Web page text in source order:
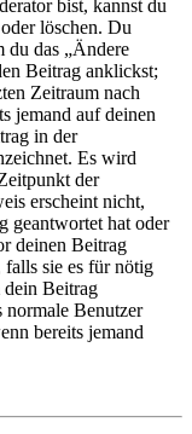
bist, kannst du
löschen. Du
du das „Ändere
Beitrag anklickst;
Zeitraum nach
jemand auf deinen
in der
Es wird
der
erscheint nicht,
geantwortet hat oder
deinen Beitrag
falls sie es für nötig
dein Beitrag
normale Benutzer
bereits jemand